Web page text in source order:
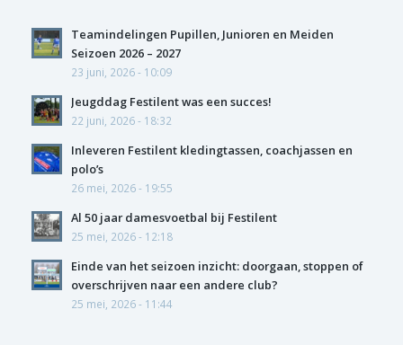
Teamindelingen Pupillen, Junioren en Meiden
Seizoen 2026 – 2027
23 juni, 2026 - 10:09
Jeugddag Festilent was een succes!
22 juni, 2026 - 18:32
Inleveren Festilent kledingtassen, coachjassen en
polo’s
26 mei, 2026 - 19:55
Al 50 jaar damesvoetbal bij Festilent
25 mei, 2026 - 12:18
Einde van het seizoen inzicht: doorgaan, stoppen of
overschrijven naar een andere club?
25 mei, 2026 - 11:44